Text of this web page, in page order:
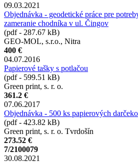
09.03.2021
Objednávka - geodetické práce pre
zameranie chodníka v ul. Čingov
(pdf - 287.67 kB)
GEO-MOL, s.r.o., Nitra
400 €
04.07.2016
Papierové tašky s potlačou
(pdf - 599.51 kB)
Green print, s. r. o.
361.2 €
07.06.2017
Objednávka - 500 ks papierových
(pdf - 423.82 kB)
Green print, s. r. o. Tvrdošín
273.52 €
7/2100079
30.08.2021